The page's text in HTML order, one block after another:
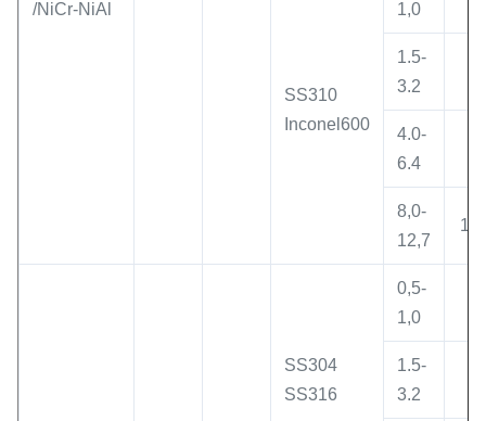
/NiCr-NiAl
SS310
Inconel600
1,0
1.5-
3.2
4.0-
6.4
8,0-
12,7
SS304
SS316
0,5-
1,0
1.5-
3.2